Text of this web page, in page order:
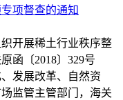
项督查的通知
开展稀土行业秩序整
函〔2018〕329号
发展改革、自然资
监管主管部门，海关